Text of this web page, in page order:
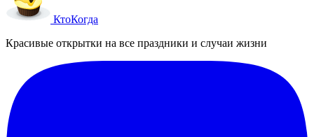
КтоКогда
Красивые открытки на все праздники и случаи жизни